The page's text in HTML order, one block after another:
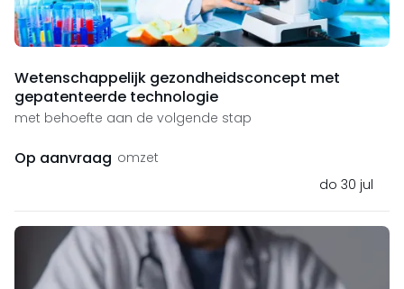
Wetenschappelijk gezondheidsconcept met
gepatenteerde technologie
met behoefte aan de volgende stap
Op aanvraag omzet
do 30 jul